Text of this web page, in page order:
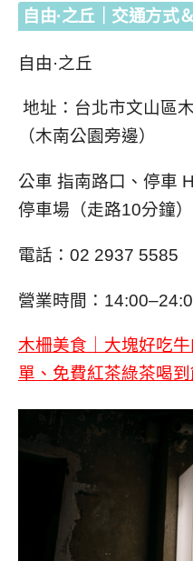
自由·之丘｜交通方式
自由·之丘
地址：台北市文山區
（木南公園旁邊）
公車 指南路口、停車
停車場（走路10分鐘）
電話：02 2937 5585
營業時間：
木柵美食｜大塊好吃
單、免費紅茶綠茶喝到